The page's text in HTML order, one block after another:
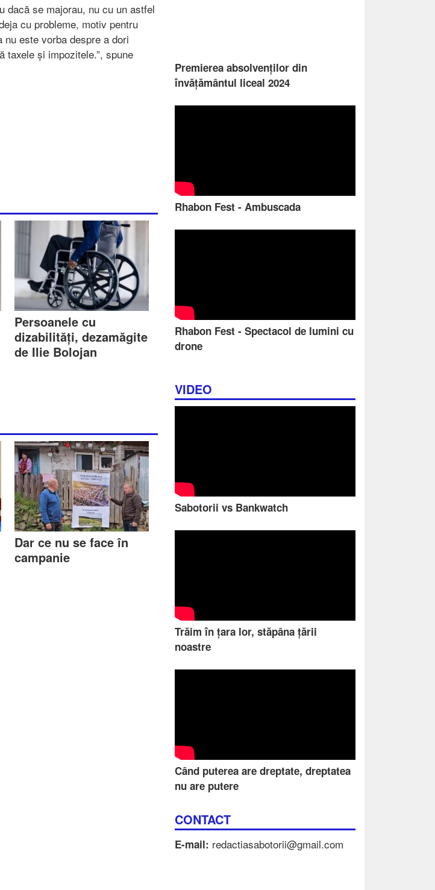
Premierea absolvenților din
învățământul liceal 2024
Rhabon Fest - Ambuscada
Rhabon Fest - Spectacol de lumini cu
drone
VIDEO
Sabotorii vs Bankwatch
Trăim în țara lor, stăpâna țării
noastre
Când puterea are dreptate, dreptatea
nu are putere
CONTACT
E-mail: redactiasabotorii@gmail.com
dacă se majorau, nu cu un astfel
cu probleme, motiv pentru
este vorba despre a dori
taxele și impozitele.”, spune
Persoanele cu
dizabilități, dezamăgite
de Ilie Bolojan
Dar ce nu se face în
campanie